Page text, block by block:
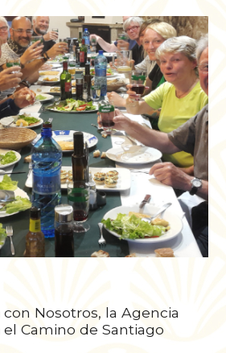
con Nosotros, la Agencia
el Camino de Santiago